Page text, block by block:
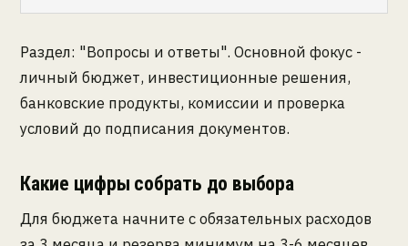
Раздел: "Вопросы и ответы". Основной фокус -
личный бюджет, инвестиционные решения,
банковские продукты, комиссии и проверка
условий до подписания документов.
Какие цифры собрать до выбора
Для бюджета начните с обязательных расходов